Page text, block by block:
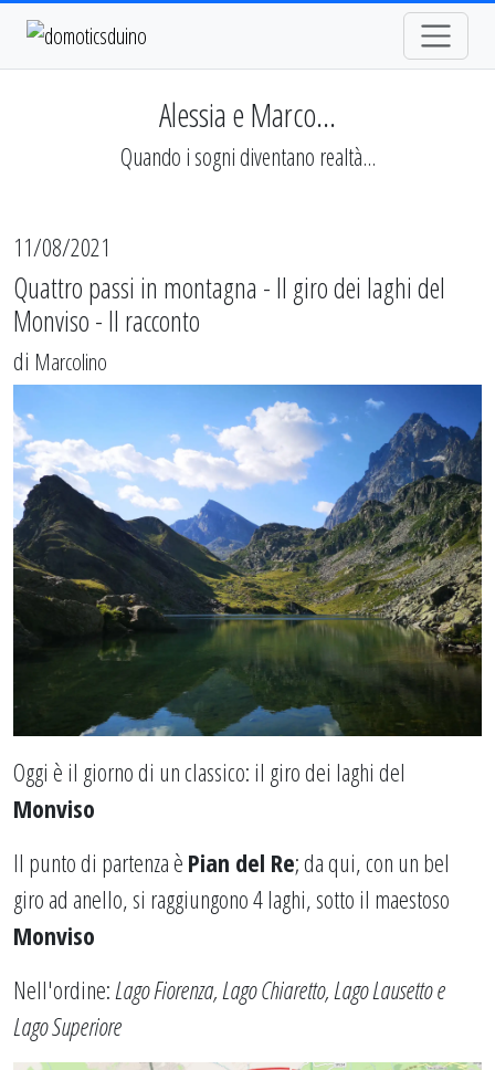
Alessia e Marco...
Quando i sogni diventano realtà...
11/08/2021
Quattro passi in montagna - Il giro dei laghi del
Monviso - Il racconto
di Marcolino
Oggi è il giorno di un classico: il giro dei laghi del
Monviso
Il punto di partenza è Pian del Re; da qui, con un bel
giro ad anello, si raggiungono 4 laghi, sotto il maestoso
Monviso
Nell'ordine:Lago Fiorenza, Lago Chiaretto, Lago Lausetto e
Lago Superiore